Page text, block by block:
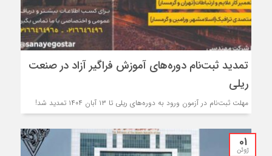
تمدید ثبت‌نام دوره‌های آموزش فراگیر آزاد در صنعت
ریلی
مهلت ثبت‌نام در آزمون ورود به دوره‌های ریلی تا ۱۳ آبان ۱۴۰۴ تمدید شد!
01
ژوئن